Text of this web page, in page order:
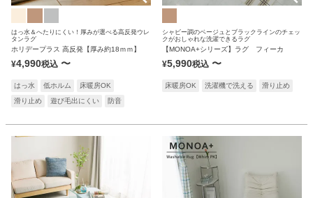
はっ水＆へたりにくい！厚みが選べる高反発ウレ
タンラグ
ホリデープラス 高反発【厚み約18ｍｍ】
¥4,990税込 〜
はっ水 低ホルム
床暖房OK
滑り止め
遊び毛出にくい 防音
シャビー調のベージュとブラックラインのチェッ
クがおしゃれな洗濯できるラグ
【MONOA+シリーズ】ラグ フィーカ
¥5,990税込 〜
床暖房OK 洗濯機で洗える 滑り止め